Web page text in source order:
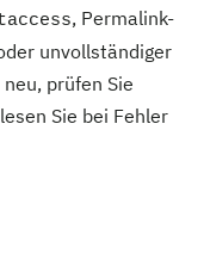
, Permalink-
unvollständiger
prüfen Sie
Sie bei Fehler